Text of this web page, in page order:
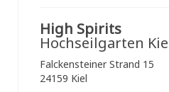
High Spirits
Hochseilgarten
Falckensteiner Strand 15
24159 Kiel